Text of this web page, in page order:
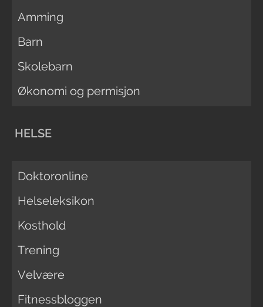
Amming
Barn
Skolebarn
Økonomi og permisjon
HELSE
Doktoronline
Helseleksikon
Kosthold
Trening
Velvære
Fitnessbloggen